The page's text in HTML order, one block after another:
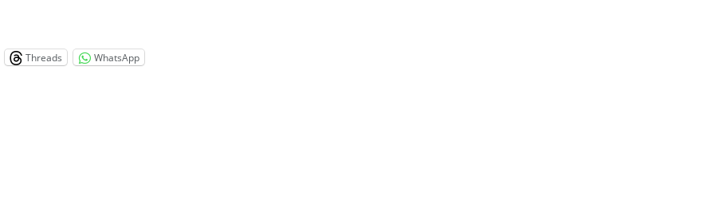
Threads WhatsApp